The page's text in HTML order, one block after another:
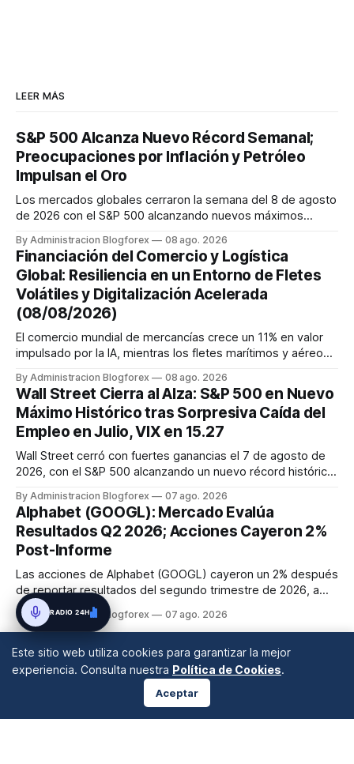
LEER MÁS
S&P 500 Alcanza Nuevo Récord Semanal;
Preocupaciones por Inflación y Petróleo
Impulsan el Oro
Los mercados globales cerraron la semana del 8 de agosto
de 2026 con el S&P 500 alcanzando nuevos máximos
renta fija vio una caída en los rendimientos del Tesoro de
EE. UU. tras un informe de empleo más débil. El petróleo se
mantuvo al ...
By Administracion Blogforex 08 ago. 2026
Financiación del Comercio y Logística
Global: Resiliencia en un Entorno de Fletes
Volátiles y Digitalización Acelerada
(08/08/2026)
El comercio mundial de mercancías crece un 11% en valor
impulsado por la IA, mientras los fletes marítimos y aéreos
disrupciones geopolíticas y congestión. La financiación del
comercio, que depende en un 90% del crédito, se digitaliza
y el mercado...
By Administracion Blogforex 08 ago. 2026
Wall Street Cierra al Alza: S&P 500 en Nuevo
Máximo Histórico tras Sorpresiva Caída del
Empleo en Julio, VIX en 15.27
Wall Street cerró con fuertes ganancias el 7 de agosto de
2026, con el S&P 500 alcanzando un nuevo récord histórico
54,036.93 y el Nasdaq Composite escaló 1.3% a 26,690.62.
El impulso provino de un informe de empleo de julio
inesperadamente ...
By Administracion Blogforex 07 ago. 2026
Alphabet (GOOGL): Mercado Evalúa
Resultados Q2 2026; Acciones Cayeron 2%
Post-Informe
Las acciones de Alphabet (GOOGL) cayeron un 2% después
de reportar resultados del segundo trimestre de 2026, a
pesar de superar las expectativas en ingresos de la nube y
usuarios de Gemini, en un mercado que evalúa el impacto
By Administracion Blogforex 07 ago. 2026
Este sitio web utiliza cookies para garantizar la mejor
experiencia. Consulta nuestra Política de Cookies.
Aceptar
RADIO 24H